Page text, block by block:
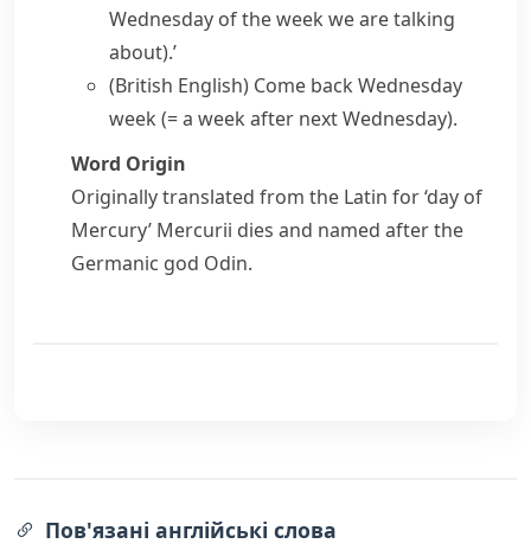
Wednesday of the week we are talking
about).’
(British English) Come back Wednesday
week (= a week after next Wednesday).
Word Origin
Originally translated from the Latin for ‘day of
Mercury’ Mercurii dies and named after the
Germanic god Odin.
Пов'язані англійські слова